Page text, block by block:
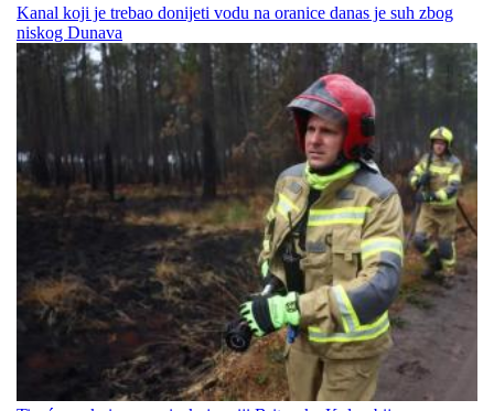
Kanal koji je trebao donijeti vodu na oranice danas je suh zbog
niskog Dunava